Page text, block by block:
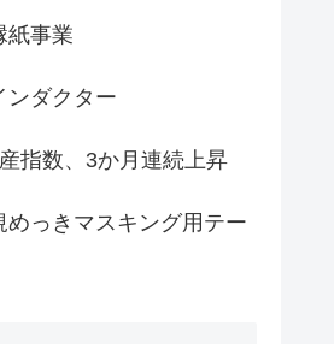
紙事業
ンダクター
指数、3か月連続上昇
めっきマスキング用テー